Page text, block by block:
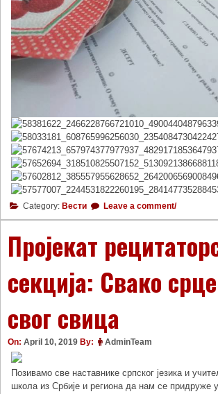
Category: Вести Leave a comment/
Пројекат
секција: Свако
свог свица
On: April 10, 2019 By: AdminTeam
Позивамо све наставнике српског језика и
школа из Србије и региона да нам се придруже у